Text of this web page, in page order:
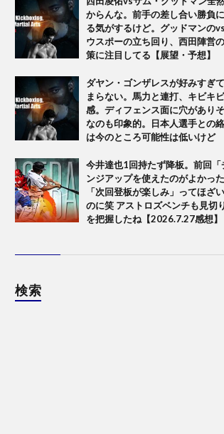
からんな。前手の差し合い勝負
る気がするけど。グッドマンの
ウスポーの立ち回り、西田陣営
策に注目してる【展望・予想】
ダヤン・ゴンザレスが好みすぎ
まらない。馬力と連打、キビキビ
感。ディフェンス面に穴があり
なのも印象的。日本人選手との
は今のところ可能性は低いけど
今井達也1回持たず降板。前回「
ンジアップを使えたのがよかった
「次回登板が楽しみ」ってほざ
のに笑 アストロズベンチも見切
を把握したね【2026.7.27感想】
検索